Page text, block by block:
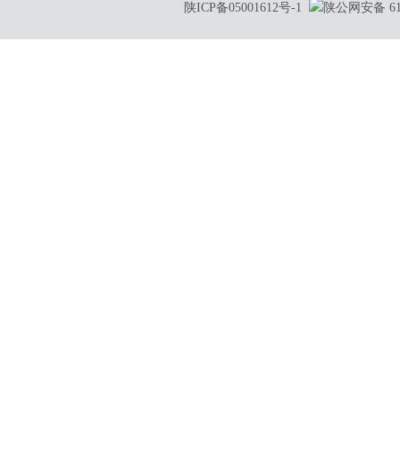
陕ICP备05001612号-1
陕公网安备